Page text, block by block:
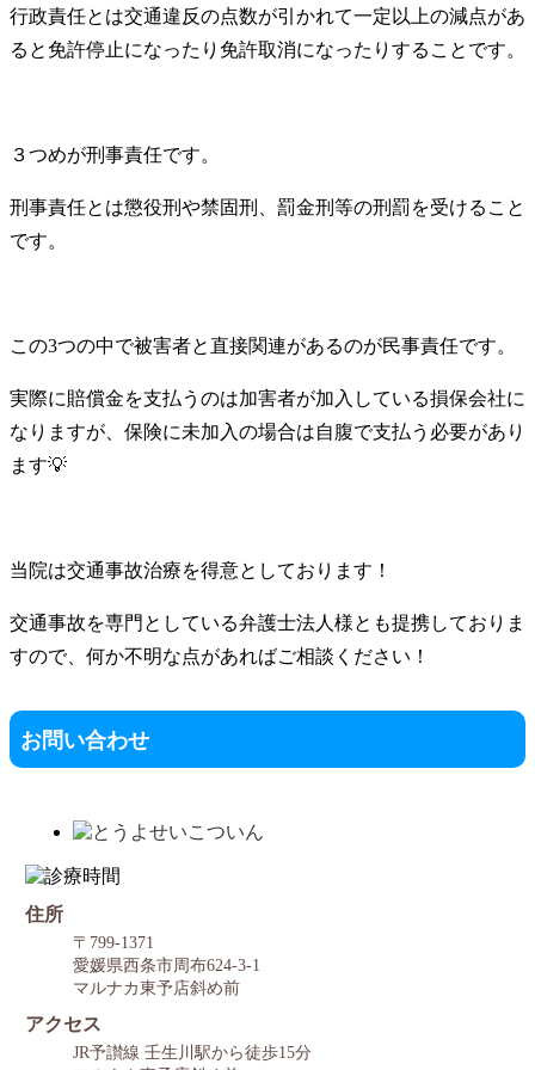
行政責任とは交通違反の点数が引かれて一定以上の減点があ
ると免許停止になったり免許取消になったりすることです。
３つめが刑事責任です。
刑事責任とは懲役刑や禁固刑、罰金刑等の刑罰を受けること
です。
この3つの中で被害者と直接関連があるのが民事責任です。
実際に賠償金を支払うのは加害者が加入している損保会社に
なりますが、保険に未加入の場合は自腹で支払う必要があり
ます💡
当院は交通事故治療を得意としております！
交通事故を専門としている弁護士法人様とも提携しておりま
すので、何か不明な点があればご相談ください！
お問い合わせ
住所
〒799-1371
愛媛県西条市周布624-3-1
マルナカ東予店斜め前
アクセス
JR予讃線 壬生川駅から徒歩15分